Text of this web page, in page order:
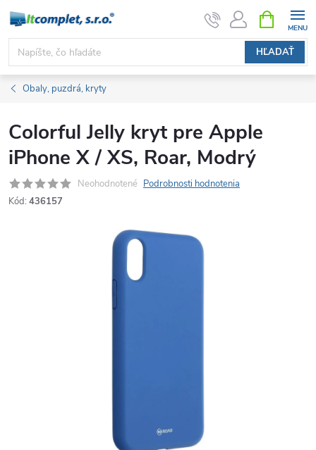
Prejsť
obsah
HĽADAŤ
KOŠÍK
Obaly, puzdrá, kryty
Colorful Jelly kryt pre Apple
iPhone X / XS, Roar, Modrý
Neohodnotené Podrobnosti hodnotenia
Kód: 436157